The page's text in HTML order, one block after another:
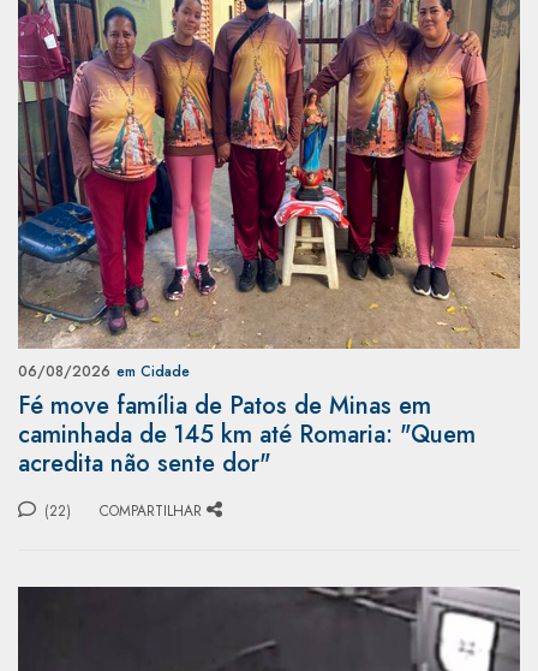
06/08/2026 em Cidade
Fé move família de Patos de Minas em
caminhada de 145 km até Romaria: "Quem
acredita não sente dor"
(22) COMPARTILHAR